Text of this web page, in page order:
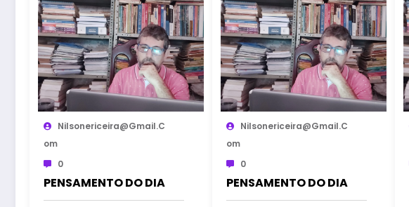
Nilsonericeira@gmail.c
Om
0
PENSAMENTO DO DIA
Nilsonericeira@gmail.c
Om
0
PENSAMENTO DO DIA